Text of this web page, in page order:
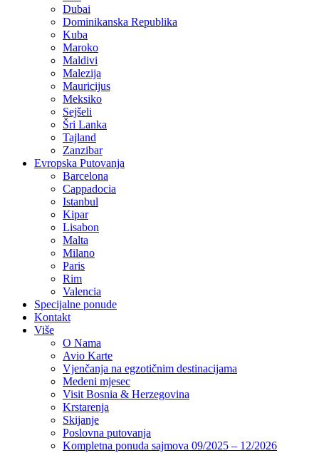
Dubai
Dominikanska Republika
Kuba
Maroko
Maldivi
Malezija
Mauricijus
Meksiko
Sejšeli
Šri Lanka
Tajland
Zanzibar
Evropska Putovanja
Barcelona
Cappadocia
Istanbul
Kipar
Lisabon
Malta
Milano
Paris
Rim
Valencia
Specijalne ponude
Kontakt
Više
O Nama
Avio Karte
Vjenčanja na egzotičnim destinacijama
Medeni mjesec
Visit Bosnia & Herzegovina
Krstarenja
Skijanje
Poslovna putovanja
Kompletna ponuda sajmova 09/2025 – 12/2026